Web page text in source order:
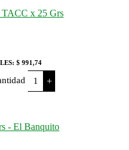
$ 991,74
+